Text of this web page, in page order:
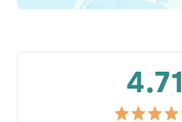
4.71